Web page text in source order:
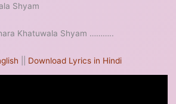
Shyam
Khatuwala Shyam ………..
Download Lyrics in Hindi